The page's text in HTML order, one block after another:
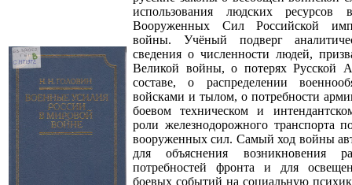
использования людских ресурсов в
Вооруженных Сил Российской
войны. Учёный подверг
сведения о численности людей,
Великой войны, о потерях Русской
составе, о распределении
войсками и тылом, о потребности
боевом техническом и
роли железнодорожного транспорта
вооруженных сил. Самый ход войны
для объяснения возникновения
потребностей фронта и для
боевых событий на социальную